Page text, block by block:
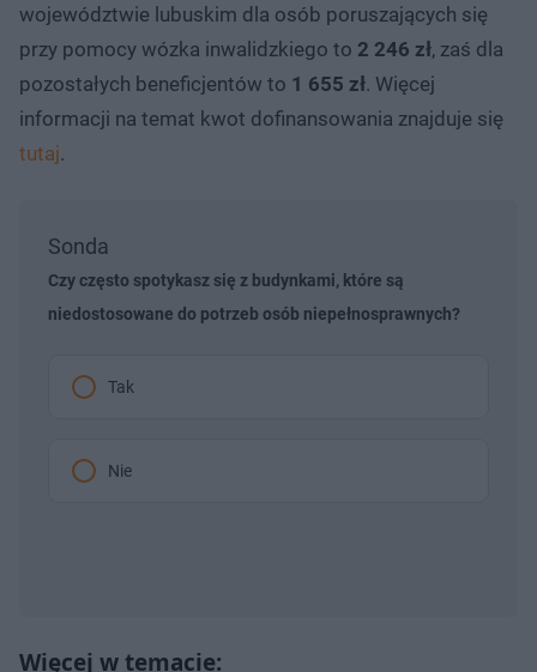
województwie lubuskim dla osób poruszających się
przy pomocy wózka inwalidzkiego to 2 246 zł, zaś dla
pozostałych beneficjentów to 1 655 zł. Więcej
informacji na temat kwot dofinansowania znajduje się
tutaj.
Sonda
Czy często spotykasz się z budynkami, które są
niedostosowane do potrzeb osób niepełnosprawnych?
Tak
Nie